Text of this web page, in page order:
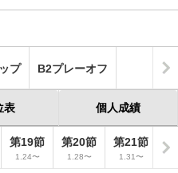
プ B2プレーオフ
表 個人成績
第19節
1.24〜
第20節
1.28〜
第21節
1.31〜